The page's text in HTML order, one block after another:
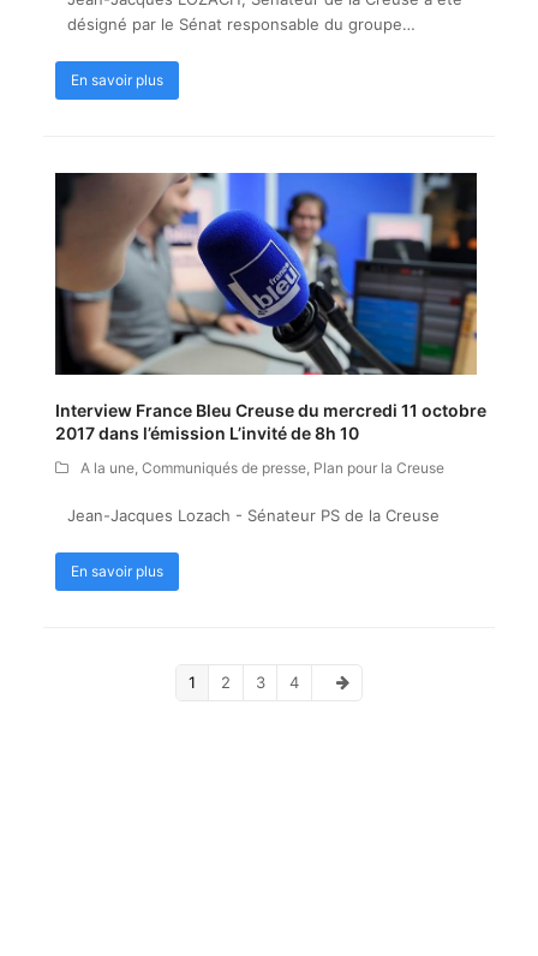
désigné par le Sénat responsable du groupe…
En savoir plus
Interview France Bleu Creuse du mercredi 11 octobre
2017 dans l’émission L’invité de 8h 10
A la une, Communiqués de presse, Plan pour la Creuse
Jean-Jacques Lozach - Sénateur PS de la Creuse
En savoir plus
Pages
1 Pages
2 Pages
3 Pages
4 Suivant